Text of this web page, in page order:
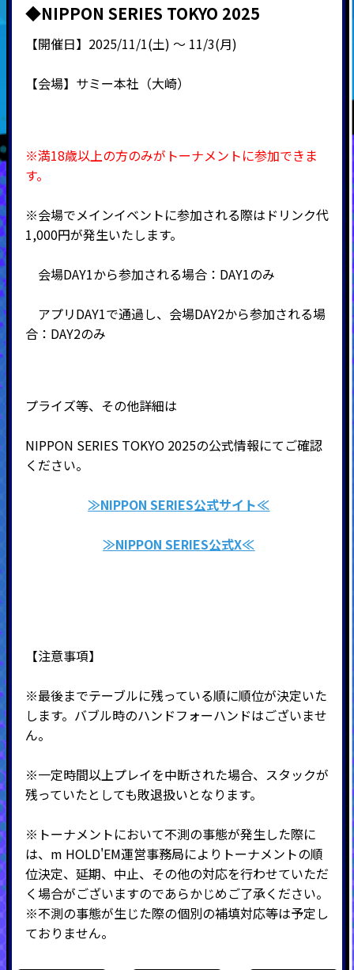
◆NIPPON SERIES TOKYO 2025
【開催日】 2025/11/1(土) ～ 11/3(月)
【会場】サミー本社（大崎）
※満18歳以上の方のみがトーナメントに参加できま
す。
※会場でメインイベントに参加される際はドリンク代
1,000円が発生いたします。
会場DAY1から参加される場合：DAY1のみ
アプリDAY1で通過し、会場DAY2から参加される場
合：DAY2のみ
プライズ等、その他詳細は
NIPPON SERIES TOKYO 2025の公式情報にてご確認
ください。
≫NIPPON SERIES公式サイト≪
≫NIPPON SERIES公式X≪
【注意事項】
※最後までテーブルに残っている順に順位が決定いた
します。バブル時のハンドフォーハンドはございませ
ん。
※一定時間以上プレイを中断された場合、スタックが
残っていたとしても敗退扱いとなります。
※トーナメントにおいて不測の事態が発生した際に
は、m HOLD'EM運営事務局によりトーナメントの順
位決定、延期、中止、その他の対応を行わせていただ
く場合がございますのであらかじめご了承ください。
※不測の事態が生じた際の個別の補填対応等は予定し
ておりません。